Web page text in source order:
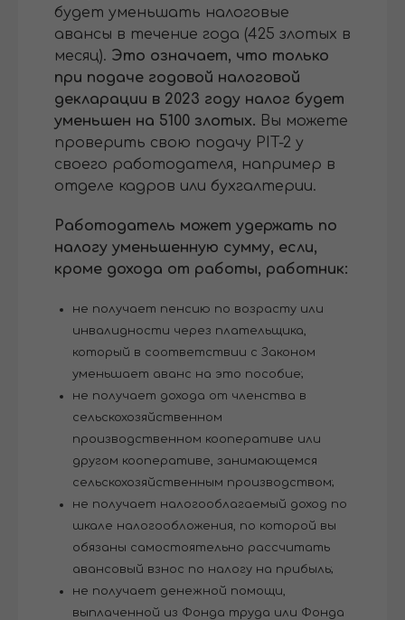
будет уменьшать налоговые
авансы в течение года (425 злотых в
месяц). Это означает, что только
при подаче годовой налоговой
декларации в 2023 году налог будет
уменьшен на 5100 злотых. Вы можете
проверить свою подачу PIT-2 у
своего работодателя, например в
отделе кадров или бухгалтерии.
Работодатель может удержать по
налогу уменьшенную сумму, если,
кроме дохода от работы, работник:
не получает пенсию по возрасту или
инвалидности через плательщика,
который в соответствии с Законом
уменьшает аванс на это пособие;
не получает дохода от членства в
сельскохозяйственном
производственном кооперативе или
другом кооперативе, занимающемся
сельскохозяйственным производством;
не получает налогооблагаемый доход по
шкале налогообложения, по которой вы
обязаны самостоятельно рассчитать
авансовый взнос по налогу на прибыль;
не получает денежной помощи,
выплаченной из Фонда труда или Фонда